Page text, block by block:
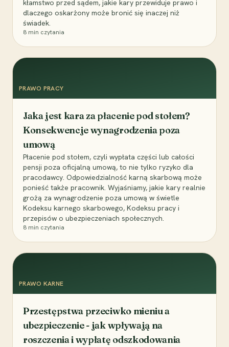
kłamstwo przed sądem, jakie kary przewiduje prawo i
dlaczego oskarżony może bronić się inaczej niż
świadek.
8 min czytania
PRAWO PRACY
Jaka jest kara za płacenie pod stołem?
Konsekwencje wynagrodzenia poza
umową
Płacenie pod stołem, czyli wypłata części lub całości
pensji poza oficjalną umową, to nie tylko ryzyko dla
pracodawcy. Odpowiedzialność karną skarbową może
ponieść także pracownik. Wyjaśniamy, jakie kary realnie
grożą za wynagrodzenie poza umową w świetle
Kodeksu karnego skarbowego, Kodeksu pracy i
przepisów o ubezpieczeniach społecznych.
8 min czytania
PRAWO KARNE
Przestępstwa przeciwko mieniu a
ubezpieczenie - jak wpływają na
roszczenia i wypłatę odszkodowania